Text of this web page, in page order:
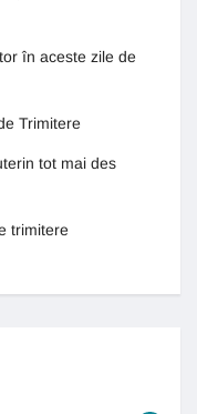
în aceste zile de
Trimitere
tot mai des
trimitere